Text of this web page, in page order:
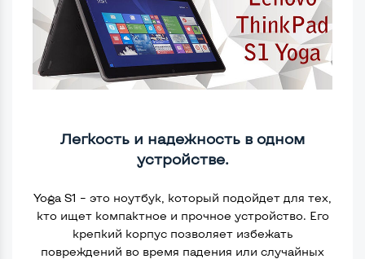
Легкость и надежность в одном
устройстве.
Yoga S1 – это ноутбук, который подойдет для тех,
кто ищет компактное и прочное устройство. Его
крепкий корпус позволяет избежать
повреждений во время падения или случайных